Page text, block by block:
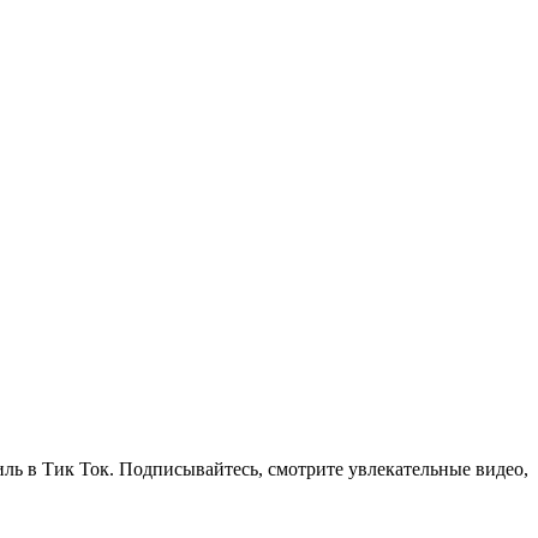
в Тик Ток. Подписывайтесь, смотрите увлекательные видео,